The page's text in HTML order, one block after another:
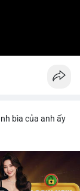
bìa của anh ấy